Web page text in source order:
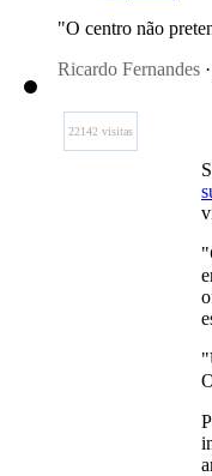
"O centro não
Ricardo Fernandes
22142 visitas
"
"